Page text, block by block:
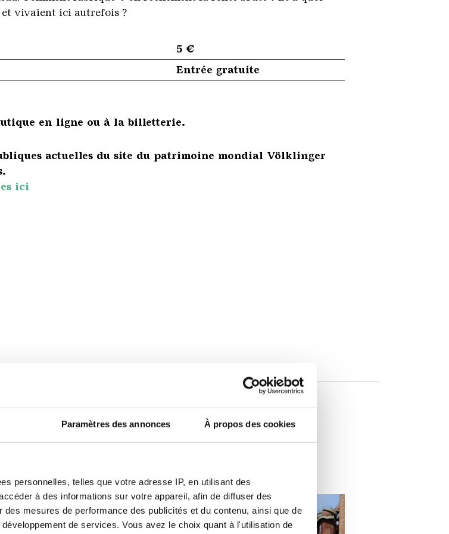
Paramètres des annonces À propos des cookies
personnelles, telles que votre adresse IP, en utilisant des
à des informations sur votre appareil, afin de diffuser des
mesures de performance des publicités et du contenu, ainsi que de
de services. Vous avez le choix quant à l'utilisation de
vivaient ici autrefois ?
5 €
Entrée gratuite
en ligne ou à la billetterie.
actuelles du site du patrimoine mondial Völklinger
ici
vous intéresser